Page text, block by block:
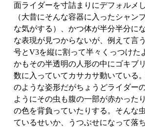
面ライダーを寸詰まりにデフォルメ
（大昔にそんな容器に入ったシャン
な気がする）、かつ体が半分半分に
な表現が見つからないが、例えて言
号とV3を縦に割って半々くっつけた
かもその半透明の人形の中にゴキブ
数に入っていてカサカサ動いている
のような姿形だがちょうどライダー
ようにその虫も腹の一部が赤かった
の色を背負っていたりする。そんな
ているせいか、うつぶせになって落